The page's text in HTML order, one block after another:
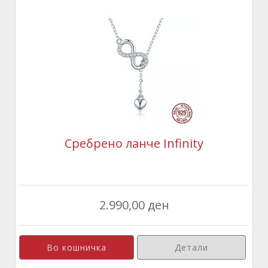
Сребрено ланче Infinity
2.990,00 ден
Детали